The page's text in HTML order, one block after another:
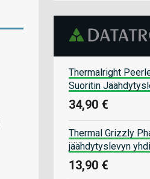
Thermalright
Suoritin
34,90 €
Thermal Grizzly
jäähdytyslevyn
13,90 €